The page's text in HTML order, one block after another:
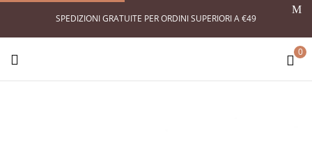
SPEDIZIONI GRATUITE PER ORDINI SUPERIORI A €49
0